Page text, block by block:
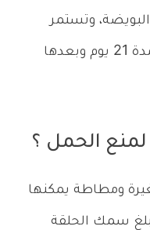
وتستمر
داخل المهبل لمدة 21 يوم وبعدها
لمنع الحمل ؟
ومطاطة يمكنها
سمك الحلقة